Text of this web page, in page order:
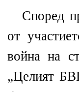
Според
от
война на
„Целият